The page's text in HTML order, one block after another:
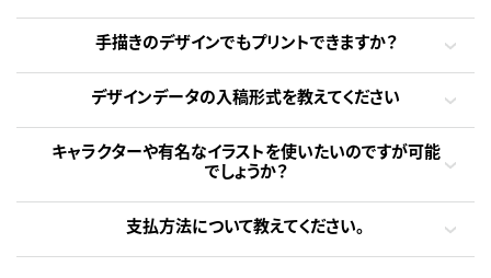
手描きのデザインでもプリントできますか？
デザインデータの入稿形式を教えてください
キャラクターや有名なイラストを使いたいのですが可能
でしょうか？
支払方法について教えてください。